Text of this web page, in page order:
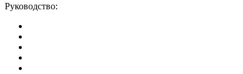
Руководство: